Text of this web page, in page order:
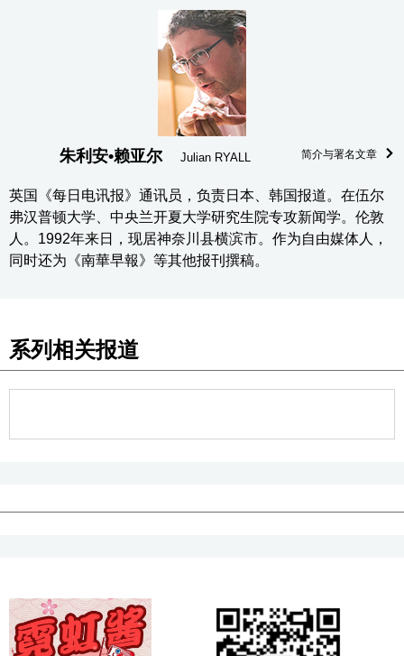
朱利安•赖亚尔 Julian RYALL 简介与署名文章
英国《每日电讯报》通讯员，负责日本、韩国报道。在伍尔
弗汉普顿大学、中央兰开夏大学研究生院专攻新闻学。伦敦
人。1992年来日，现居神奈川县横滨市。作为自由媒体人，
同时还为《南華早報》等其他报刊撰稿。
系列相关报道